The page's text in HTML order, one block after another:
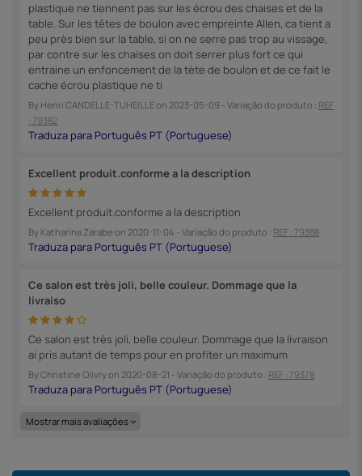
plastique ne tiennent pas sur les écrou des chaises et de la
table. Sur les têtes de boulon avec empreinte Allen, ca tient a
peu près bien sur la table, si on ne serre pas trop au vissage,
par contre sur les chaises on doit serrer plus fort ce qui
entraine un enfoncement de la tète de boulon et de ce fait le
cache écrou plastique ne ti
By Henri CANDELLE-TUHEILLEon 2023-05-09 - Variação do produto : REF
: 79382
Excellent produit.conforme a la description
Excellent produit.conforme a la description
By Katharina Zarabe on 2020-11-04 - Variação do produto : REF : 79388
Ce salon est très joli, belle couleur. Dommage que la
livraiso
Ce salon est très joli, belle couleur. Dommage que la livraison
ai pris autant de temps pour en profiter un maximum
ByChristine Olivryon 2020-08-21 - Variação do produto : REF : 79378
Mostrar mais avaliações